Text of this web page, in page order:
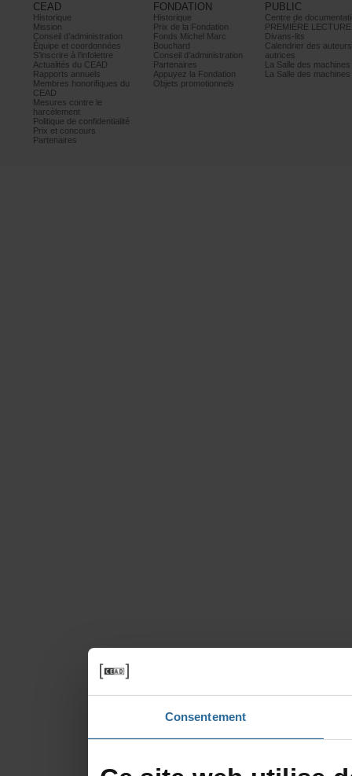
Consentement
CEAD
Historique
Mission
Conseild’administration
Équipeetcoordonnées
S’inscrireàl’infolettre
ActualitésduCEAD
Rapportsannuels
Membreshonorifiquesdu
CEAD
Mesurescontrele
harcèlement
Politiquedeconfidentialité
Prixetconcours
Partenaires
FONDATION
Historique
PrixdelaFondation
FondsMichelMarc
Bouchard
Conseild’administration
Partenaires
AppuyezlaFondation
Objetspromotionnels
PUBLIC
PREMIÈRELECTURE
Divans-lits
autrices